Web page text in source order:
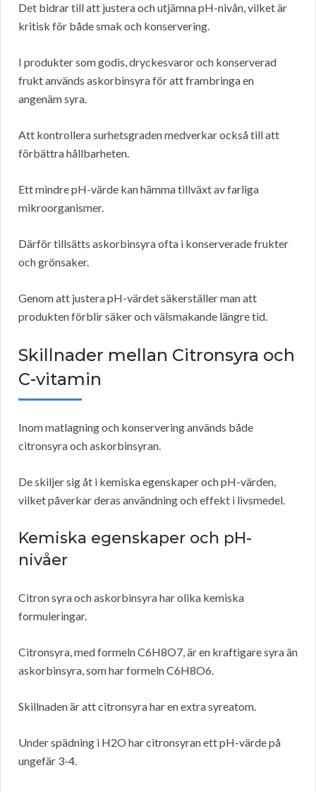
Det bidrar till att justera och utjämna pH-nivån, vilket är
kritisk för både smak och konservering.
I produkter som godis, dryckesvaror och konserverad
frukt används askorbinsyra för att frambringa en
angenäm syra.
Att kontrollera surhetsgraden medverkar också till att
förbättra hållbarheten.
Ett mindre pH-värde kan hämma tillväxt av farliga
mikroorganismer.
Därför tillsätts askorbinsyra ofta i konserverade frukter
och grönsaker.
Genom att justera pH-värdet säkerställer man att
produkten förblir säker och välsmakande längre tid.
Skillnader mellan Citronsyra och
C-vitamin
Inom matlagning och konservering används både
citronsyra och askorbinsyran.
De skiljer sig åt i kemiska egenskaper och pH-värden,
vilket påverkar deras användning och effekt i livsmedel.
Kemiska egenskaper och pH-
nivåer
Citron syra och askorbinsyra har olika kemiska
formuleringar.
Citronsyra, med formeln C6H8O7, är en kraftigare syra än
askorbinsyra, som har formeln C6H8O6.
Skillnaden är att citronsyra har en extra syreatom.
Under spädning i H2O har citronsyran ett pH-värde på
ungefär 3-4.